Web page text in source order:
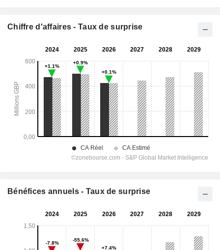
Chiffre d'affaires - Taux de surprise
Bénéfices annuels - Taux de surprise